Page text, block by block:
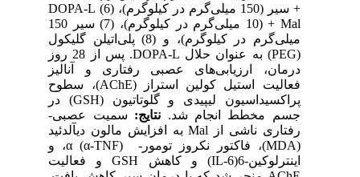
+ سیر (150 میلی‌گرم در کیلوگرم)، (6) DOPA-L
+ Mal (10 میلی‌گرم در کیلوگرم)، (7) سیر 150
میلی‌گرم در کیلوگرم)، و (8) پلی‌اتیلن گلیکول
(PEG) به عنوان حلال DOPA-L. پس از 28 روز
درمان، ارزیابی‌های عصبی رفتاری و آنالیز
فعالیت استیل کولین استراز (AChE)، سطوح
پراکسیداسیون لیپیدی و گلوتاتیون (GSH) در
جسم مخطط انجام شد.نتایج:سمیت عصبی-
رفتاری ناشی از Mal به افزایش مالون دیآلدئید
(MDA)، فاکتور نکروز تومور- (α-TNF) α، و
اینترلوکین-6(6-IL) و کاهش GSH و فعالیت